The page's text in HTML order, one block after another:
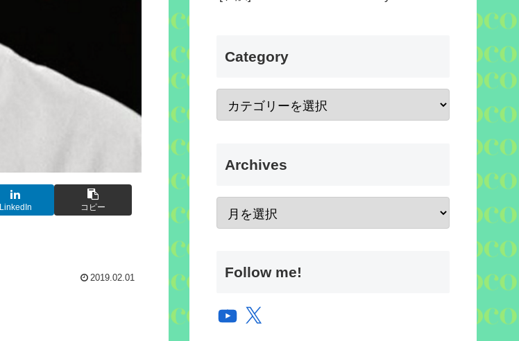
LinkedIn コピー
2019.02.01
Category
Archives
Follow me!
YouTube
X